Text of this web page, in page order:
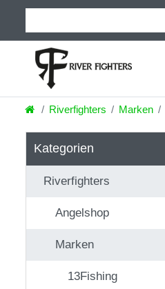
Riverfighters Marken
Kategorien
Riverfighters
Angelshop
Marken
13Fishing